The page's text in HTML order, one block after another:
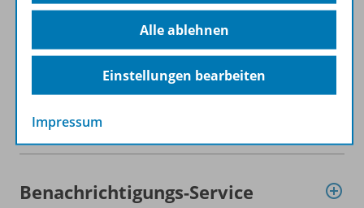
Zugehörige Produkte
Demoversion
Benachrichtigungs-Service
Alle ablehnen
Einstellungen bearbeiten
Impressum